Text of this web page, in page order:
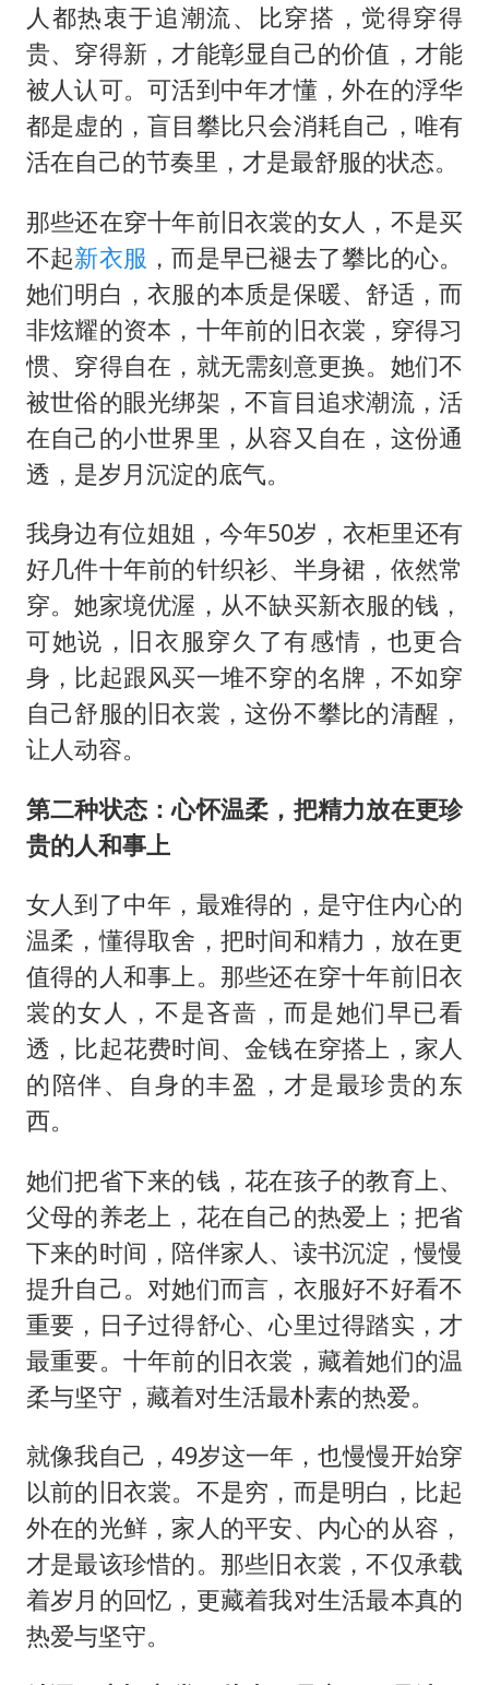
人都热衷于追潮流、比穿搭，觉得穿得
贵、穿得新，才能彰显自己的价值，才能
被人认可。可活到中年才懂，外在的浮华
都是虚的，盲目攀比只会消耗自己，唯有
活在自己的节奏里，才是最舒服的状态。
那些还在穿十年前旧衣裳的女人，不是买
不起新衣服 ，而是早已褪去了攀比的心。
她们明白，衣服的本质是保暖、舒适，而
非炫耀的资本，十年前的旧衣裳，穿得习
惯、穿得自在，就无需刻意更换。她们不
被世俗的眼光绑架，不盲目追求潮流，活
在自己的小世界里，从容又自在，这份通
透，是岁月沉淀的底气。
我身边有位姐姐，今年50岁，衣柜里还有
好几件十年前的针织衫、半身裙，依然常
穿。她家境优渥，从不缺买新衣服的钱，
可她说，旧衣服穿久了有感情，也更合
身，比起跟风买一堆不穿的名牌，不如穿
自己舒服的旧衣裳，这份不攀比的清醒，
让人动容。
第二种状态：心怀温柔，把精力放在更珍
贵的人和事上
女人到了中年，最难得的，是守住内心的
温柔，懂得取舍，把时间和精力，放在更
值得的人和事上。那些还在穿十年前旧衣
裳的女人，不是吝啬，而是她们早已看
透，比起花费时间、金钱在穿搭上，家人
的陪伴、自身的丰盈，才是最珍贵的东
西。
她们把省下来的钱，花在孩子的教育上、
父母的养老上，花在自己的热爱上；把省
下来的时间，陪伴家人、读书沉淀，慢慢
提升自己。对她们而言，衣服好不好看不
重要，日子过得舒心、心里过得踏实，才
最重要。十年前的旧衣裳，藏着她们的温
柔与坚守，藏着对生活最朴素的热爱。
就像我自己，49岁这一年，也慢慢开始穿
以前的旧衣裳。不是穷，而是明白，比起
外在的光鲜，家人的平安、内心的从容，
才是最该珍惜的。那些旧衣裳，不仅承载
着岁月的回忆，更藏着我对生活最本真的
热爱与坚守。